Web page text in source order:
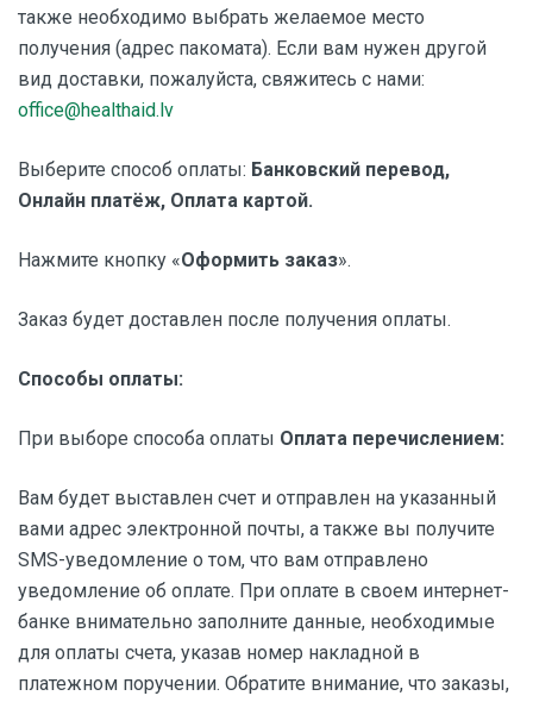
также необходимо выбрать желаемое место
получения (адрес пакомата). Если вам нужен другой
вид доставки, пожалуйста, свяжитесь с нами:
office@healthaid.lv
Выберите способ оплаты: Банковский перевод,
Онлайн платёж, Оплата картой.
Нажмите кнопку «Оформить заказ».
Заказ будет доставлен после получения оплаты.
Способы оплаты:
При выборе способа оплаты Оплата перечислением:
Вам будет выставлен счет и отправлен на указанный
вами адрес электронной почты, а также вы получите
SMS-уведомление о том, что вам отправлено
уведомление об оплате. При оплате в своем интернет-
банке внимательно заполните данные, необходимые
для оплаты счета, указав номер накладной в
платежном поручении. Обратите внимание, что заказы,